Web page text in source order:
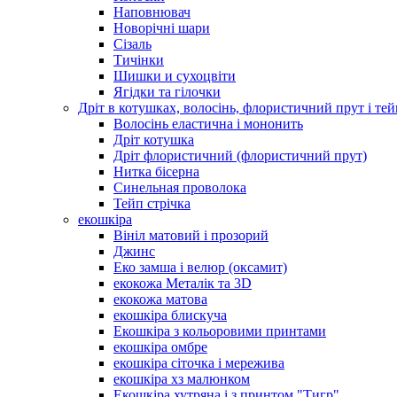
Наповнювач
Новорічні шари
Сізаль
Тичінки
Шишки и сухоцвіти
Ягідки та гілочки
Дріт в котушках, волосінь, флористичний прут і
Волосінь еластична і мононить
Дріт котушка
Дріт флористичний (флористичний прут)
Нитка бісерна
Синельная проволока
Тейп стрічка
екошкіра
Вініл матовий і прозорий
Джинс
Еко замша і велюр (оксамит)
екокожа Металік та 3D
екокожа матова
екошкіра блискуча
Екошкіра з кольоровими принтами
екошкіра омбре
екошкіра сіточка і мережива
екошкіра хз малюнком